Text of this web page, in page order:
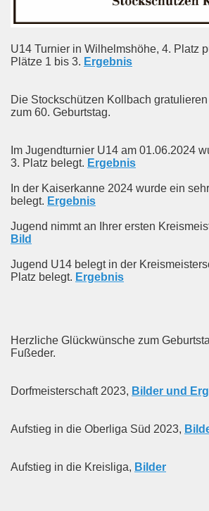
U14 Turnier in Wilhelmshöhe, 4. Platz
Plätze 1 bis 3. Ergebnis
Die Stockschützen Kollbach
zum 60. Geburtstag.
Im Jugendturnier U14 am 01.06.2024
3. Platz belegt. Ergebnis
In der Kaiserkanne 2024 wurde ein
belegt. Ergebnis
Jugend nimmt an Ihrer ersten
Bild
Jugend U14 belegt in der
Platz belegt. Ergebnis
Herzliche Glückwünsche zum
Fußeder.
Dorfmeisterschaft 2023, Bilder und
Aufstieg in die Oberliga Süd 2023,
Aufstieg in die Kreisliga, Bilder